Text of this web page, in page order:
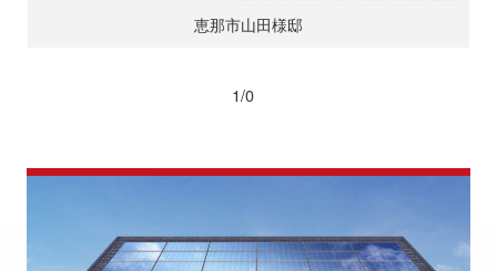
恵那市山田様邸
1/0